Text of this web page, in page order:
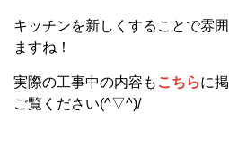
キッチンを新しくすることで雰
ますね！
実際の工事中の内容も こちらに
ご覧ください(^▽^)/